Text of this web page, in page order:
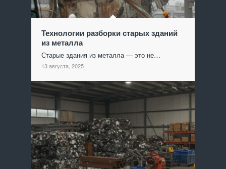
Технологии разборки старых зданий
из металла
Старые здания из металла — это не…
13 августа, 2025